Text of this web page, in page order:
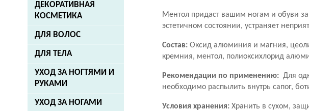
ДЕКОРАТИВНАЯ
КОСМЕТИКА
ДЛЯ ВОЛОС
ДЛЯ ТЕЛА
УХОД ЗА НОГТЯМИ И
РУКАМИ
УХОД ЗА НОГАМИ
Ментол придаст вашим ногам и обуви
эстетичном состоянии, устраняет
Состав:Оксид алюминия и магния,
кремния, ментол, полиоксихлорид
Рекомендации по применению: Для
необходимо
Условия хранения: Хранить в сухом,